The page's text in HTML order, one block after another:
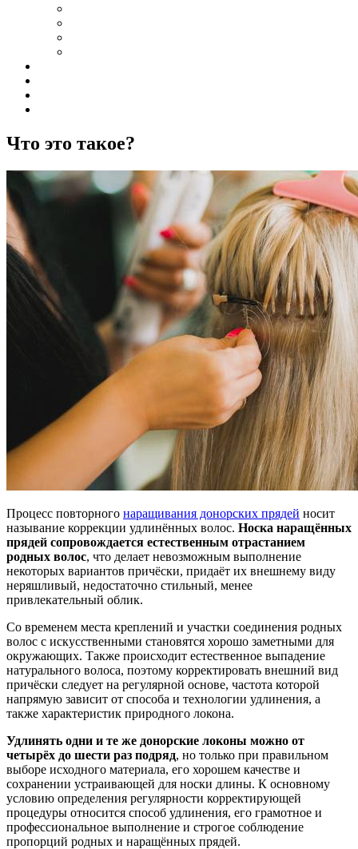
Что это такое?
Процесс повторного наращивания донорских прядей носит
называние коррекции удлинённых волос. Носка наращённых
прядей сопровождается естественным отрастанием
родных волос, что делает невозможным выполнение
некоторых вариантов причёски, придаёт их внешнему виду
неряшливый, недостаточно стильный, менее
привлекательный облик.
Со временем места креплений и участки соединения родных
волос с искусственными становятся хорошо заметными для
окружающих. Также происходит естественное выпадение
натурального волоса, поэтому корректировать внешний вид
причёски следует на регулярной основе, частота которой
напрямую зависит от способа и технологии удлинения, а
также характеристик природного локона.
Удлинять одни и те же донорские локоны можно от
четырёх до шести раз подряд, но только при правильном
выборе исходного материала, его хорошем качестве и
сохранении устраивающей для носки длины. К основному
условию определения регулярности корректирующей
процедуры относится способ удлинения, его грамотное и
профессиональное выполнение и строгое соблюдение
пропорций родных и наращённых прядей.